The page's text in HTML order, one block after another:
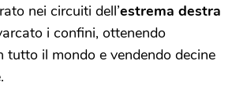
nei circuiti dell’estrema destra
i confini, ottenendo
tutto il mondo e vendendo decine